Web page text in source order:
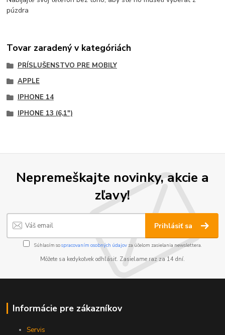
púzdra
Tovar zaradený v kategóriách
PRÍSLUŠENSTVO PRE MOBILY
APPLE
IPHONE 14
IPHONE 13 (6,1")
Nepremeškajte novinky, akcie a
zľavy!
Prihlásiť sa
Súhlasím sospracovaním osobných údajov za účelom zasielania newslettera.
Môžete sa kedykoľvek odhlásiť. Zasielame raz za 14 dní.
Informácie pre zákazníkov
Servis